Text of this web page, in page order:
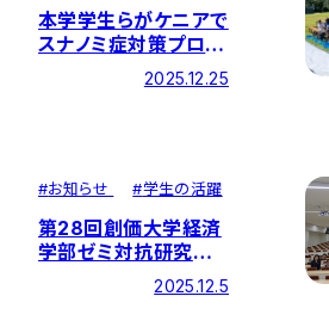
本学学生らがケニアで
スナノミ症対策プロジ
ェクトを実施 — 治療
と環境改善を実現
2025.12.25
#お知らせ #学生の活躍
第28回創価大学経済
学部ゼミ対抗研究発
2025.12.5